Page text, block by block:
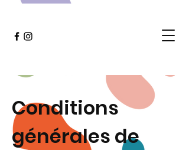
Conditions
générales de